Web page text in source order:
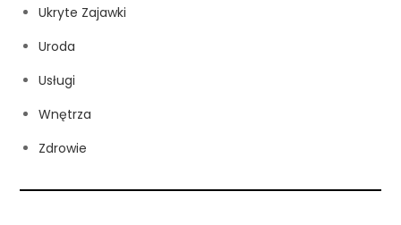
Ukryte Zajawki
Uroda
Usługi
Wnętrza
Zdrowie